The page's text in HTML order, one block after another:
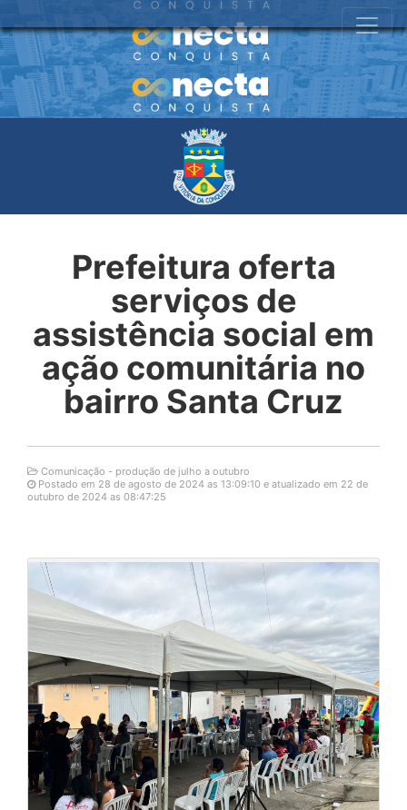
Prefeitura oferta
serviços de
assistência social em
ação comunitária no
bairro Santa Cruz
Comunicação - produção de julho a outubro
Postado em 28 de agosto de 2024 as 13:09:10 e atualizado em 22 de
outubro de 2024 as 08:47:25